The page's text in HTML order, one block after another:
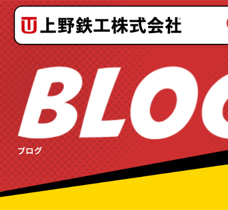
会社案内
理念と歴史
設備紹介
よくある質問
お問い合わせの流れ
品質と安全
ブログ